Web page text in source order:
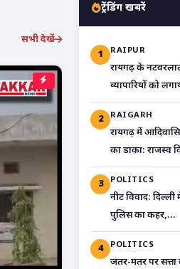
सभी देखें
ट्रेंडिंग खबरें
1 RAIPUR
रायगढ़ के
व्यापारियों को
2 RAIGARH
रायगढ़ में
का डाका: राजस्व
3 POLITICS
​नीट विवाद: दिल्ली
पुलिस का कहर,...
4 POLITICS
जंतर-मंतर पर